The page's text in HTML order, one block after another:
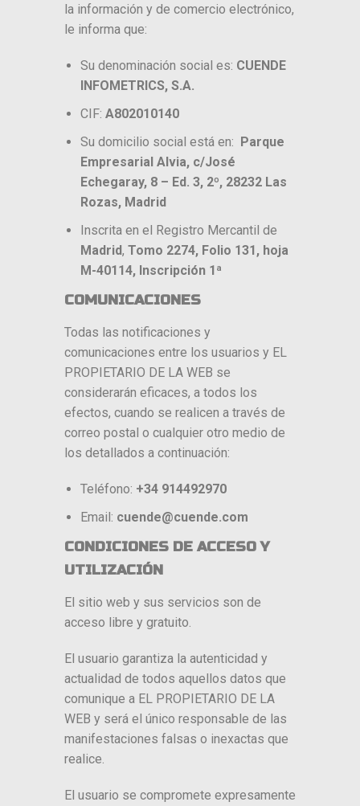
la información y de comercio electrónico,
le informa que:
Su denominación social es: CUENDE
INFOMETRICS, S.A.
CIF: A802010140
Su domicilio social está en:
Parque
Empresarial Alvia, c/José
Echegaray, 8 – Ed. 3, 2º, 28232 Las
Rozas, Madrid
Inscrita en el Registro Mercantil de
Madrid, Tomo 2274, Folio 131, hoja
M-40114, Inscripción 1ª
COMUNICACIONES
Todas las notificaciones y
comunicaciones entre los usuarios y EL
PROPIETARIO DE LA WEB se
considerarán eficaces, a todos los
efectos, cuando se realicen a través de
correo postal o cualquier otro medio de
los detallados a continuación:
Teléfono: +34 914492970
Email: cuende@cuende.com
CONDICIONES DE ACCESO Y
UTILIZACIÓN
El sitio web y sus servicios son de
acceso libre y gratuito.
El usuario garantiza la autenticidad y
actualidad de todos aquellos datos que
comunique a EL PROPIETARIO DE LA
WEB y será el único responsable de las
manifestaciones falsas o inexactas que
realice.
El usuario se compromete expresamente